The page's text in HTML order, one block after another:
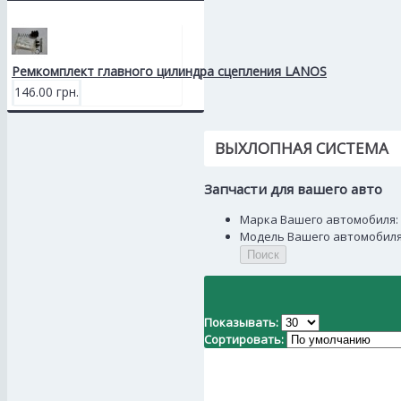
Ремкомплект главного цилиндра сцепления LANOS
146.00 грн.
ВЫХЛОПНАЯ СИСТЕМА
Запчасти для вашего авто
Марка Вашего автомобиля:
Модель Вашего
Поиск
Показывать:
Сортировать: